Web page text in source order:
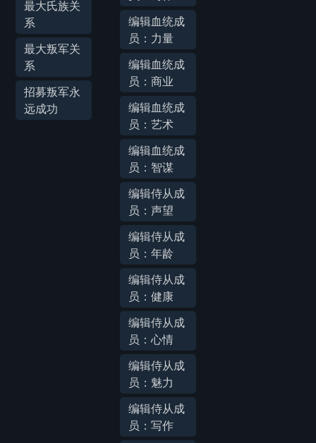
最大氏族关
系
最大叛军关
系
招募叛军永
远成功
编辑血统成
员：力量
编辑血统成
员：商业
编辑血统成
员：艺术
编辑血统成
员：智谋
编辑侍从成
员：声望
编辑侍从成
员：年龄
编辑侍从成
员：健康
编辑侍从成
员：心情
编辑侍从成
员：魅力
编辑侍从成
员：写作